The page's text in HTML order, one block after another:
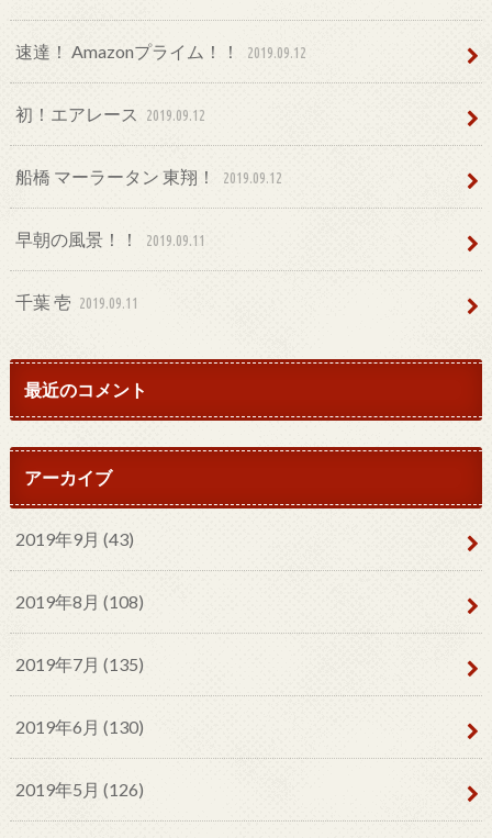
速達！ Amazonプライム！！ 2019.09.12
初！エアレース 2019.09.12
船橋 マーラータン 東翔！ 2019.09.12
早朝の風景！！ 2019.09.11
千葉 壱 2019.09.11
最近のコメント
アーカイブ
2019年9月 (43)
2019年8月 (108)
2019年7月 (135)
2019年6月 (130)
2019年5月 (126)